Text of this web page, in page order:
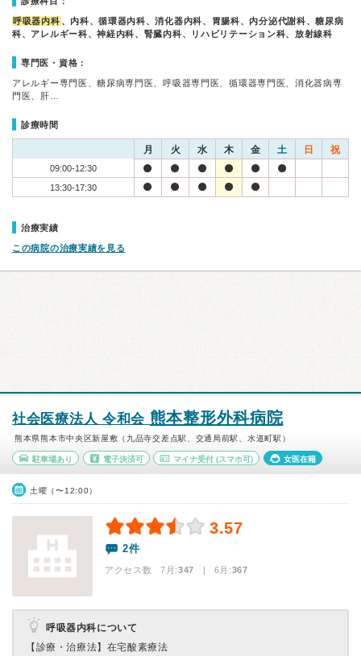
呼吸器内科 、内科、循環器内科、消化器内科、胃腸科、内分泌代謝科、糖尿病
科、アレルギー科、神経内科、腎臓内科、リハビリテーション科、放射線科
専門医・資格：
アレルギー専門医、糖尿病専門医、呼吸器専門医、循環器専門医、消化器病専
門医、肝…
診療時間
月 火 水 木 金 土 日 祝
09:00-12:30
13:30-17:30
治療実績
この病院の治療実績を見る
社会医療法人 令和会 熊本整形外科病院
熊本県熊本市中央区新屋敷（九品寺交差点駅、交通局前駅、水道町駅）
駐車場あり 電子決済可 マイナ受付 (スマホ可) 女医在籍
土曜（〜12:00）
3.57
2件
アクセス数 7月:347 | 6月:367
呼吸器内科について
【診療・治療法】 在宅酸素療法